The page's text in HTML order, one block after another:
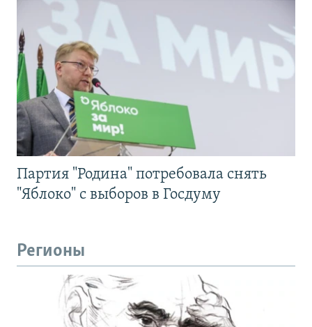
Партия "Родина" потребовала снять
"Яблоко" с выборов в Госдуму
Регионы